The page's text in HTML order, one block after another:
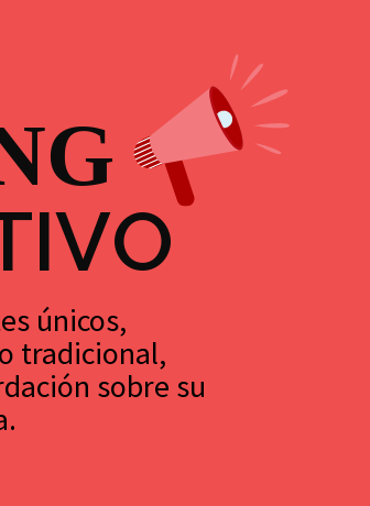
G
IVO
únicos,
tradicional,
sobre su